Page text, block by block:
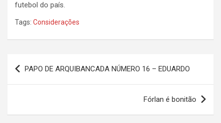
futebol do país.
Tags: Considerações
Navegação
de
PAPO DE ARQUIBANCADA NÚMERO 16 – EDUARDO
Fórlan é bonitão